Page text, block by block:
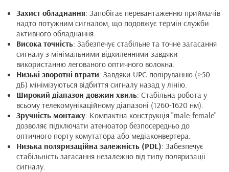
Захист обладнання: Запобігає перевантаженню приймачів
надто потужним сигналом, що подовжує термін служби
активного обладнання.
Висока точність: Забезпечує стабільне та точне загасання
сигналу з мінімальними відхиленнями завдяки
використанню легованого оптичного волокна.
Низькі зворотні втрати: Завдяки UPC-поліруванню (≥50
дБ) мінімізуються відбиття сигналу назад у лінію.
Широкий діапазон довжин хвиль: Стабільна робота у
всьому телекомунікаційному діапазоні (1260-1620 нм).
Зручність монтажу: Компактна конструкція "male-female"
дозволяє підключати атенюатор безпосередньо до
оптичного порту комутатора або медіаконвертера.
Низька поляризаційна залежність (PDL): Забезпечує
стабільність загасання незалежно від типу поляризації
сигналу.